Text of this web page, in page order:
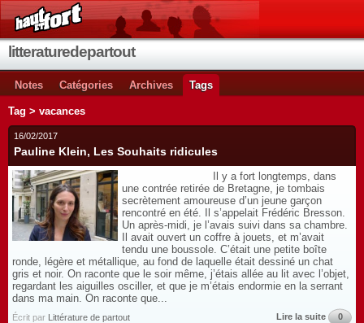
litteraturedepartout
Notes Catégories Archives Tags
Tag > vacances
16/02/2017
Pauline Klein, Les Souhaits ridicules
Il y a fort longtemps, dans
une contrée retirée de Bretagne, je tombais
secrètement amoureuse d’un jeune garçon
rencontré en été. Il s’appelait Frédéric Bresson.
Un après-midi, je l’avais suivi dans sa chambre.
Il avait ouvert un coffre à jouets, et m’avait
tendu une boussole. C’était une petite boîte
ronde, légère et métallique, au fond de laquelle était dessiné un chat
gris et noir. On raconte que le soir même, j’étais allée au lit avec l’objet,
regardant les aiguilles osciller, et que je m’étais endormie en la serrant
dans ma main. On raconte que...
Écrit par Littérature de partout Lire la suite 0